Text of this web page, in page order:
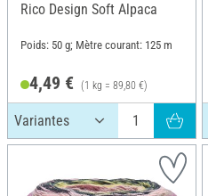
Rico Design Soft Alpaca
Poids: 50 g; Mètre courant: 125 m
4,49 € (1 kg = 89,80 €)